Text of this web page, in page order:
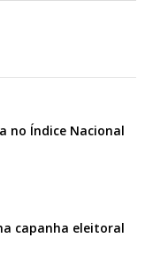
no Índice Nacional
capanha eleitoral